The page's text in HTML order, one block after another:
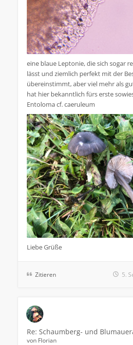
eine blaue Leptonie, die sich sogar
lässt und ziemlich perfekt mit der
übereinstimmt, aber viel mehr als
hat hier bekanntlich fürs erste
Entoloma cf. caeruleum
Liebe Grüße
Zitieren 5.
Re: Schaumberg- und
von Florian